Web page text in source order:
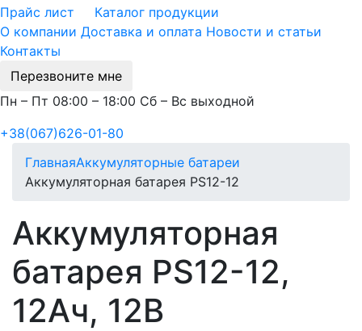
Прайс лист
Каталог продукции
О компании Доставка и оплата Новости и статьи
Контакты
Перезвоните мне
Пн – Пт 08:00 – 18:00 Сб – Вс выходной
+38(067)626-01-80
ГлавнаяАккумуляторные батареи
Аккумуляторная батарея PS12-12
Аккумуляторная
батарея PS12-12,
12Ач, 12В